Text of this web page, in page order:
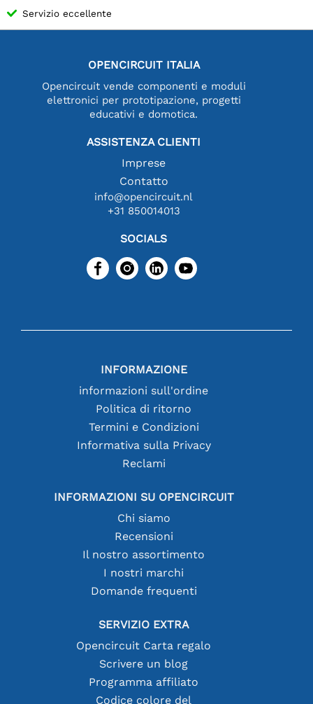
Servizio eccellente
OPENCIRCUIT ITALIA
Opencircuit vende componenti e moduli
elettronici per prototipazione, progetti
educativi e domotica.
ASSISTENZA CLIENTI
Imprese
Contatto
info@opencircuit.nl
+31 850014013
SOCIALS
INFORMAZIONE
informazioni sull'ordine
Politica di ritorno
Termini e Condizioni
Informativa sulla Privacy
Reclami
INFORMAZIONI SU OPENCIRCUIT
Chi siamo
Recensioni
Il nostro assortimento
I nostri marchi
Domande frequenti
SERVIZIO EXTRA
Opencircuit Carta regalo
Scrivere un blog
Programma affiliato
Codice colore del